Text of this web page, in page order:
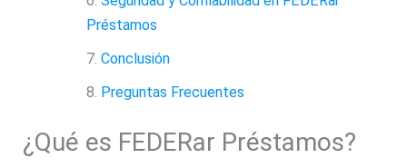
Préstamos
Conclusión
Preguntas Frecuentes
¿Qué es FEDERar Préstamos?